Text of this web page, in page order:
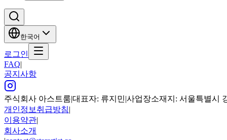
한국어
로그인
FAQ|
공지사항
주식회사 아스트룸|대표자: 류지민|사업장소재지: 서울특별시
개인정보취급방침|
이용약관|
회사소개